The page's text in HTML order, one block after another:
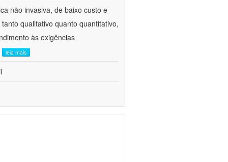
não invasiva, de baixo custo e
qualitativo quanto quantitativo,
às exigências
leia mais